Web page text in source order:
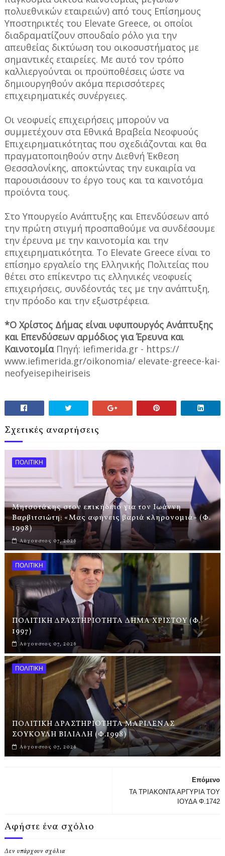
πολυεθνικών εταιρειών) από τους Επίσημους
Υποστηρικτές του Elevate Greece, οι οποίοι
διαδραματίζουν σπουδαίο ρόλο για την
απευθείας δικτύωση του οικοσυστήματος με
σημαντικές εταιρείες. Με αυτό τον τρόπο
καλλιεργούνται οι προϋποθέσεις ώστε να
δημιουργηθούν ακόμα περισσότερες
επιχειρηματικές συνέργειες.
Οι νεοφυείς επιχειρήσεις μπορούν να
συμμετέχουν στα Εθνικά Βραβεία Νεοφυούς
Επιχειρηματικότητας που σχεδιάζονται και θα
πραγματοποιηθούν στην Διεθνή Έκθεση
Θεσσαλονίκης, αποκτώντας την ευκαιρία να
παρουσιάσουν το έργο τους και τα καινοτόμα
προϊόντα τους.
Στο Υπουργείο Ανάπτυξης και Επενδύσεων από
την πρώτη στιγμή προσπαθούμε να συνδέσουμε
την έρευνα με την καινοτομία και την
επιχειρηματικότητα. Το Elevate Greece είναι το
επίσημο εργαλείο της Ελληνικής Πολιτείας που
θέτει στο επίκεντρο τις ελληνικές νεοφυείς
επιχειρήσεις, συνδέοντάς τες με την ανάπτυξη,
την πρόοδο και την εξωστρέφεια.
*Ο Χρίστος Δήμας είναι υφυπουργός Ανάπτυξης
και Επενδύσεων αρμόδιος για Έρευνα και
Καινοτομία Πηγή: iefimerida.gr - https://
www.iefimerida.gr/oikonomia/ elevate-greece-kai-
neofyeisepiheiriseis
Σχετικές αναρτήσεις
ΠΟΛΙΤΙΚΗ
Μητσοτάκης στον επικήδειο για τον Ιωάννη
Βαρβιτσιώτη: «Μας αφήνεις βαριά κληρονομιά» (Φ.
1998)
Αύγουστος 07, 2026
ΠΟΛΙΤΙΚΗ
ΠΟΛΙΤΙΚΗ ΔΡΑΣΤΗΡΙΟΤΗΤΑ ΔΗΜΑ ΧΡΙΣΤΟΥ (Φ.
1997)
Αύγουστος 07, 2026
ΠΟΛΙΤΙΚΗ
ΠΟΛΙΤΙΚΗ ΔΡΑΣΤΗΡΙΟΤΗΤΑ ΜΑΡΙΛΕΝΑΣ
ΣΟΥΚΟΥΛΗ ΒΙΛΙΑΛΗ (Φ.1998)
Αύγουστος 07, 2026
Επόμενο
ΤΑ ΤΡΙΑΚΟΝΤΑ ΑΡΓΥΡΙΑ ΤΟΥ
ΙΟΥΔΑ Φ.1742
Αφήστε ένα σχόλιο
Δεν υπάρχουν σχόλια